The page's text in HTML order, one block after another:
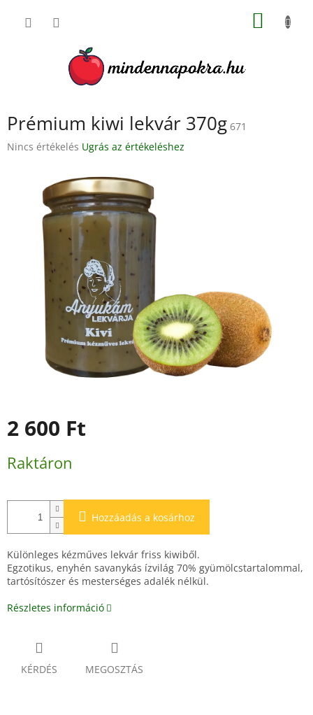
KOSÁR
Prémium kiwi lekvár 370g 671
A
értékelése
Nincs értékelés Ugrás az értékeléshez
2 600 Ft
Raktáron
Hozzáadás a kosárhoz
Különleges kézműves lekvár friss kiwiből.
Egzotikus, enyhén savanykás ízvilág 70% gyümölcstartalommal,
tartósítószer és mesterséges adalék nélkül.
Részletes információ
KÉRDÉS MEGOSZTÁS